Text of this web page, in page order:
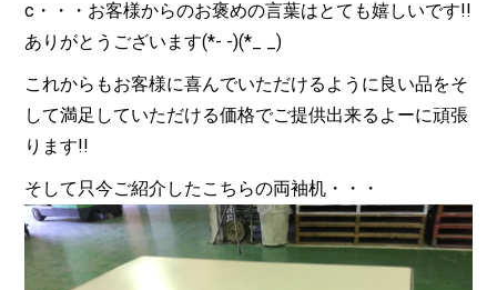
c・・・お客様からのお褒めの言葉はとても嬉しいです!!
ありがとうございます(*- -)(*_ _)
これからもお客様に喜んでいただけるように良い品をそ
して満足していただける価格でご提供出来るよーに頑張
ります!!
そして只今ご紹介したこちらの両袖机・・・